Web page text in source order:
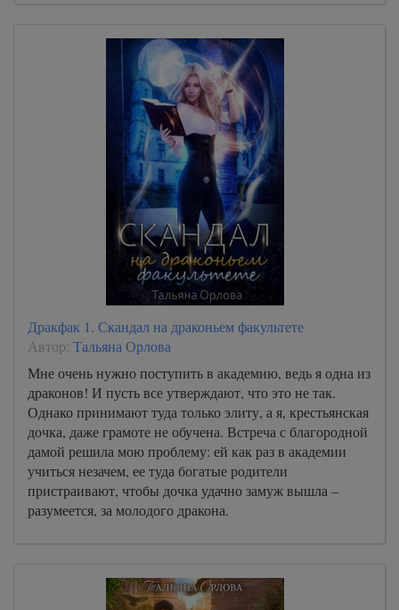
Дракфак 1. Скандал на драконьем факультете
Автор: Тальяна Орлова
Мне очень нужно поступить в академию, ведь я одна из
драконов! И пусть все утверждают, что это не так.
Однако принимают туда только элиту, а я, крестьянская
дочка, даже грамоте не обучена. Встреча с благородной
дамой решила мою проблему: ей как раз в академии
учиться незачем, ее туда богатые родители
пристраивают, чтобы дочка удачно замуж вышла –
разумеется, за молодого дракона.